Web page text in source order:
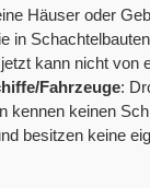
Häuser oder
in
kann nicht von
Fahrzeuge:
kennen keinen
besitzen keine